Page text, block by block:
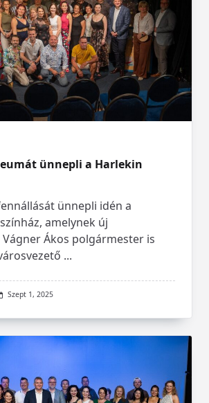
ünnepli a Harlekin
ünnepli idén a
amelynek új
Ákos polgármester is
...
Szept 1, 2025